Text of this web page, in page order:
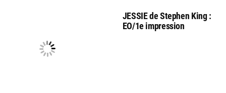
JESSIE de Stephen King :
EO/1e impression